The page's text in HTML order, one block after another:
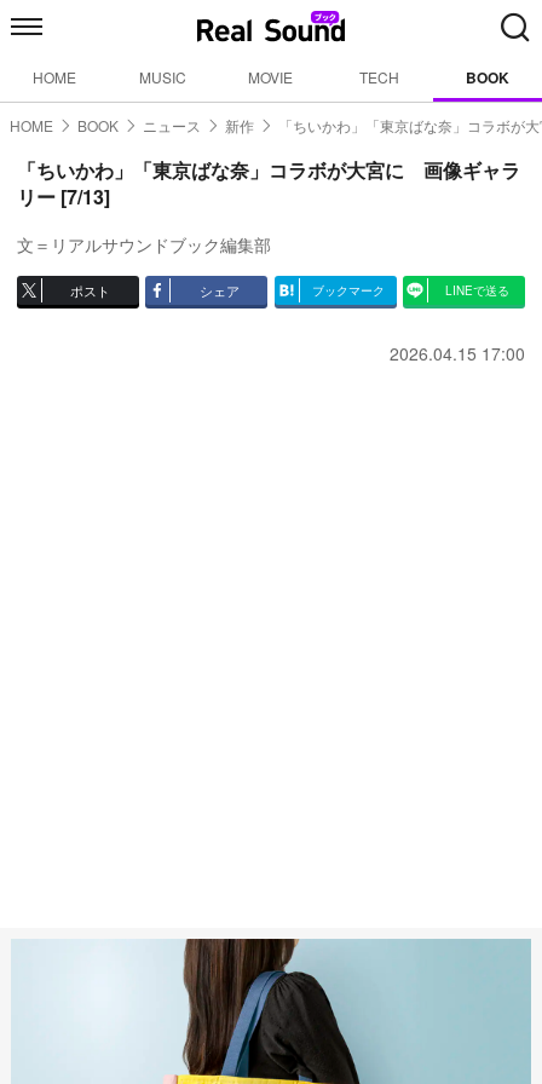
HOME MUSIC MOVIE TECH BOOK
HOME BOOK ニュース 新作 「ちいかわ」「東京ばな奈」コラボが
「ちいかわ」「東京ばな奈」コラボが大宮に 画像ギャラ
リー [7/13]
文＝リアルサウンドブック編集部
ポスト シェア ブックマーク LINEで送る
2026.04.15 17:00